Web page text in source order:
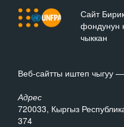
Сайт
фондунун
чыккан
Веб-сайтты иштеп чыгуу —
Адрес
720033, Кыргыз
374